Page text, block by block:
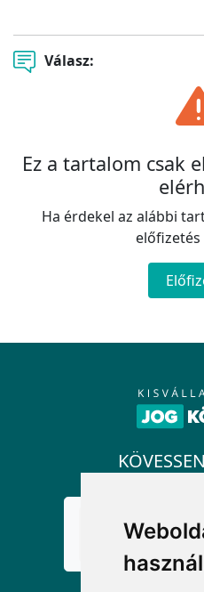
Válasz:
Ez a tartalom csak
Ha érdekel az alábbi